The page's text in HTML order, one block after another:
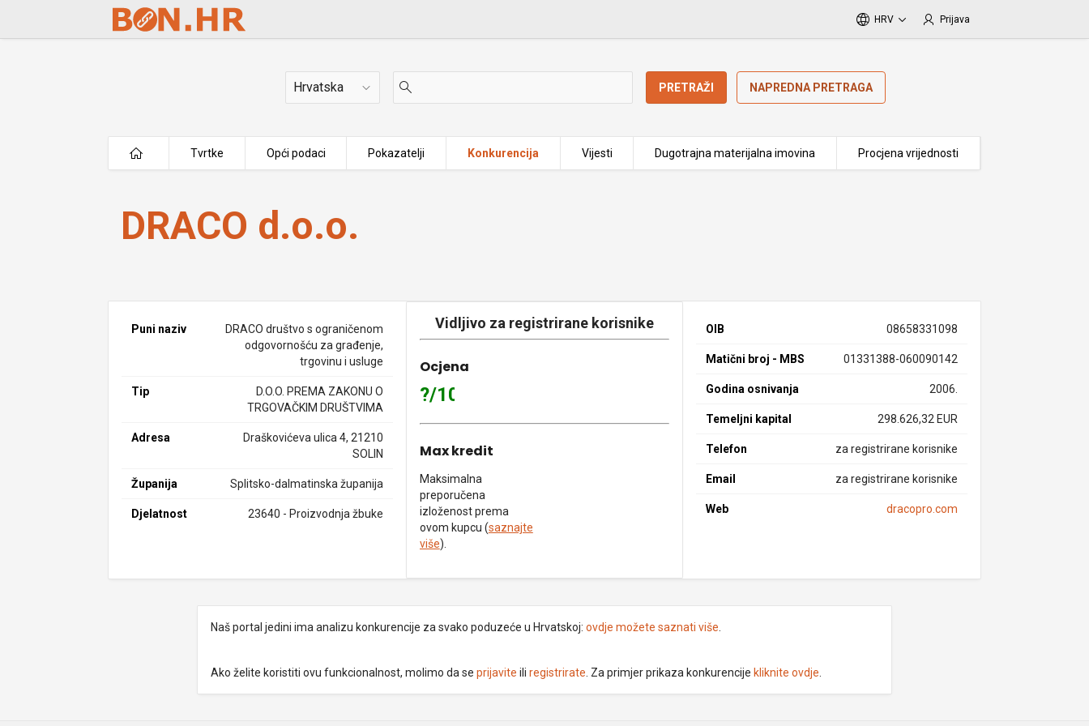
Skip to Main Content
HRV Prijava
Država PRETRAŽI NAPREDNA PRETRAGA
Tvrtke Opći podaci Pokazatelji Konkurencija Vijesti Dugotrajna materijalna imovina Procjena vrijednosti
DRACO d.o.o.
DRACO d.o.o.
Puni naziv
DRACO društvo s ograničenom
odgovornošću za građenje,
trgovinu i usluge
Tip
D.O.O. PREMA ZAKONU O
TRGOVAČKIM DRUŠTVIMA
Adresa
Draškovićeva ulica 4, 21210
SOLIN
Županija Splitsko-dalmatinska županija
Djelatnost 23640 - Proizvodnja žbuke
Vidljivo za registrirane korisnike
Ocjena
?/10
Max kredit
Maksimalna
preporučena
izloženost prema
ovom kupcu (saznajte
više).
OIB 08658331098
Matični broj - MBS 01331388-060090142
Godina osnivanja 2006.
Temeljni kapital 298.626,32 EUR
Telefon za registrirane korisnike
Email za registrirane korisnike
Web dracopro.com
Naš portal jedini ima analizu konkurencije za svako poduzeće u Hrvatskoj: ovdje možete saznati više
Ako želite koristiti ovu funkcionalnost, molimo da se prijavite ili registrirate . Za primjer prikaza konkurencije kliknite ovdje